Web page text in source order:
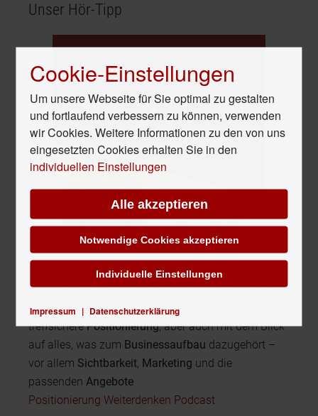
Unser Hör-Tipp
Positionierung Weiterdenken Podcast
kompakte Audio-Show für Selbständige und Solo-
UnternehmerInnen – mit viel Input für Deine
treffsicherePositionierung, aber auch mit dem Blick
auf alles, was zum Businessaufbau dazugehört –
vor allem Sichtbarkeit, Marketing und die
passenden Angebote
Positionierung Weiterdenken Podcast
Cookie-Einstellungen
Um unsere Webseite für Sie optimal zu gestalten
und fortlaufend verbessern zu können, verwenden
wir Cookies. Weitere Informationen zu den von uns
eingesetzten Cookies erhalten Sie in den
individuellen Einstellungen
Alle akzeptieren
Notwendige Cookies akzeptieren
Impressum | Datenschutzerklärung
Individuelle Einstellungen